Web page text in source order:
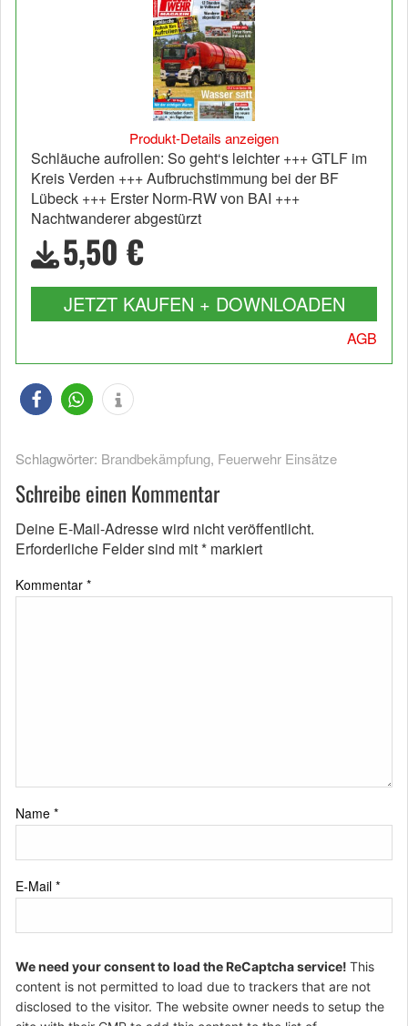
Produkt-Details anzeigen
Schläuche aufrollen: So geht‘s leichter +++ GTLF im
Kreis Verden +++ Aufbruchstimmung bei der BF
Lübeck +++ Erster Norm-RW von BAI +++
Nachtwanderer abgestürzt
5,50 €
JETZT KAUFEN + DOWNLOADEN
AGB
Schlagwörter: Brandbekämpfung, Feuerwehr Einsätze
Schreibe einen Kommentar
Deine E-Mail-Adresse wird nicht veröffentlicht.
Erforderliche Felder sind mit* markiert
Kommentar *
Name *
E-Mail *
We need your consent to load the ReCaptcha service! This
content is not permitted to load due to trackers that are not
disclosed to the visitor. The website owner needs to setup the